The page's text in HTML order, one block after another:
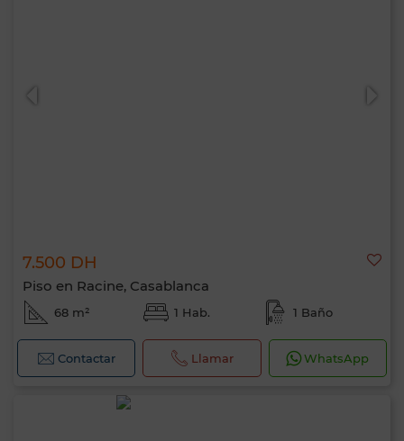
7.500 DH
Piso en Racine, Casablanca
68 m² 1 Hab. 1 Baño
Contactar Llamar WhatsApp